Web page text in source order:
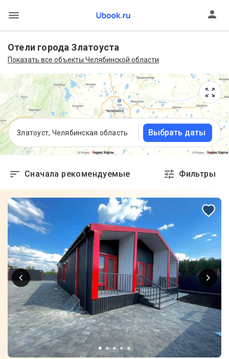
Отели города Златоуста
Показать все объекты Челябинской области
Златоуст, Челябинская область Выбрать даты
Сначала рекомендуемые Фильтры